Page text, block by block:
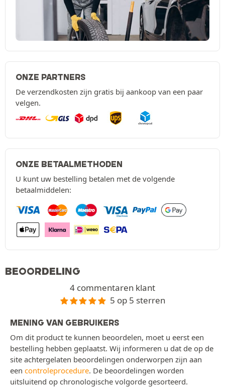
ONZE PARTNERS
De verzendkosten zijn gratis bij aankoop van een paar
velgen.
ONZE BETAALMETHODEN
U kunt uw bestelling betalen met de volgende
betaalmiddelen:
BEOORDELING
4 commentaren klant
5 op 5 sterren
MENING VAN GEBRUIKERS
Om dit product te kunnen beoordelen, moet u eerst een
bestelling hebben geplaatst. Wij informeren u dat de op de
site achtergelaten beoordelingen onderworpen zijn aan
een controleprocedure. De beoordelingen worden
uitsluitend op chronologische volgorde gesorteerd.